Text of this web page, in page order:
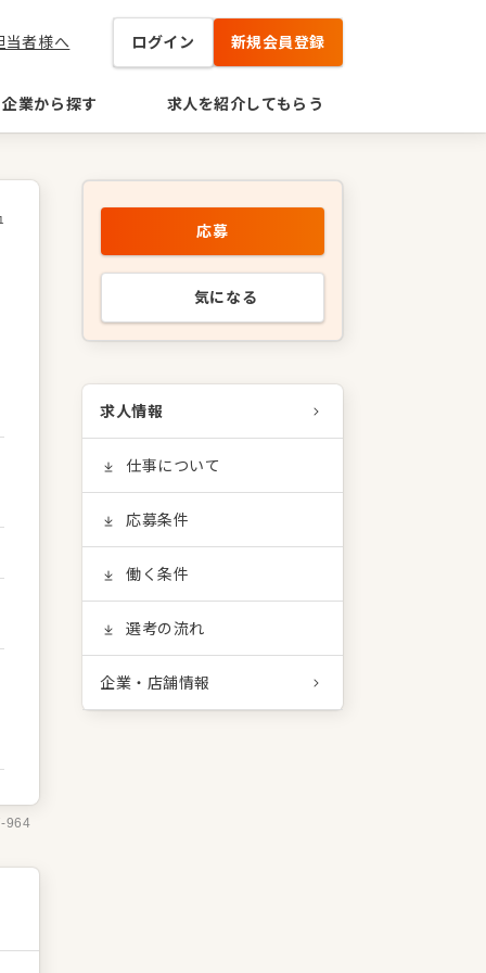
当者様へ ログイン 新規会員登録
企業から探す 求人を紹介してもらう
964
応募
気になる
求人情報
仕事について
応募条件
働く条件
選考の流れ
企業・店舗情報